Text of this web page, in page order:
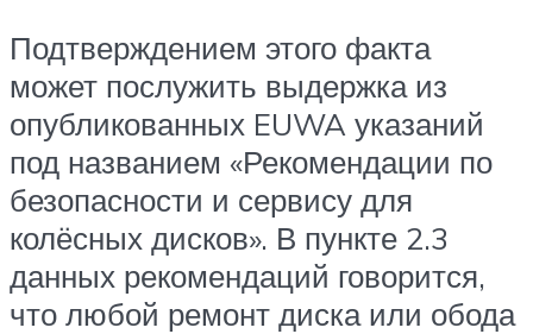
Подтверждением этого факта
может послужить выдержка из
опубликованных EUWA указаний
под названием «Рекомендации по
безопасности и сервису для
колёсных дисков». В пункте 2.3
данных рекомендаций говорится,
что любой ремонт диска или обода